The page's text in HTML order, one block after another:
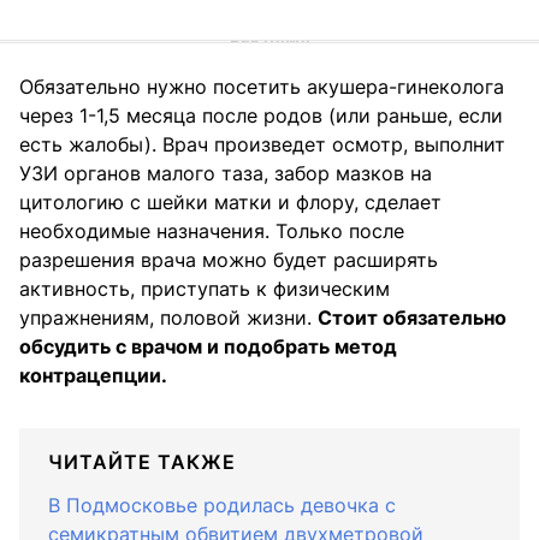
Обязательно нужно посетить акушера-гинеколога
через 1-1,5 месяца после родов (или раньше, если
есть жалобы). Врач произведет осмотр, выполнит
УЗИ органов малого таза, забор мазков на
цитологию с шейки матки и флору, сделает
необходимые назначения. Только после
разрешения врача можно будет расширять
активность, приступать к физическим
упражнениям, половой жизни. Стоит обязательно
обсудить с врачом и подобрать метод
контрацепции.
ЧИТАЙТЕ ТАКЖЕ
В Подмосковье родилась девочка с
семикратным обвитием двухметровой